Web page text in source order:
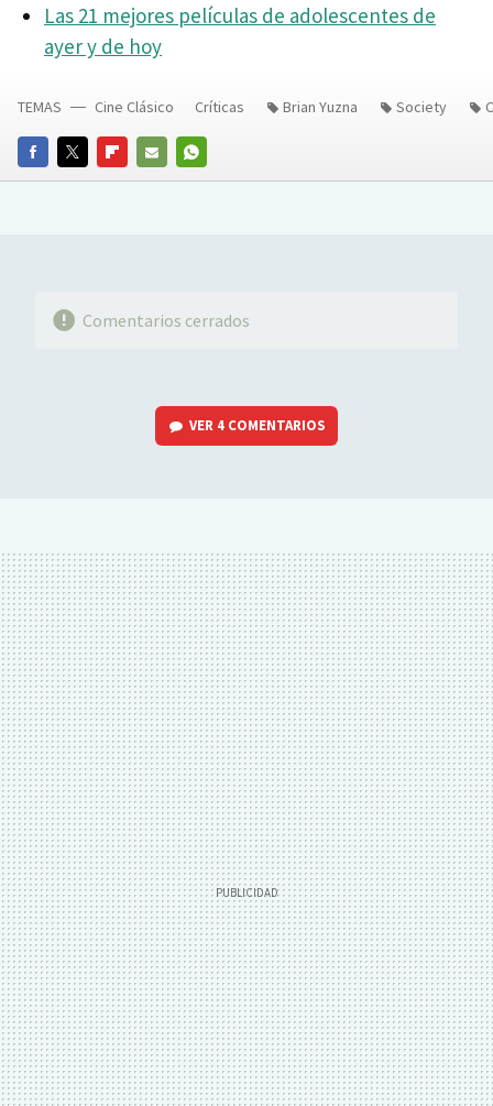
Las 21 mejores películas de adolescentes de
ayer y de hoy
FACEBOOKTWITTERFLIPBOARD
E-
WHATSAPP
TEMAS Cine Clásico Críticas Brian Yuzna Society
Comentarios cerrados
VER 4 COMENTARIOS